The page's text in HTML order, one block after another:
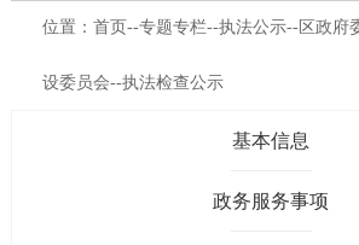
位置： 首页 --专题专栏--执法公示--区政府
设委员会--执法检查公示
基本信息
政务服务事项